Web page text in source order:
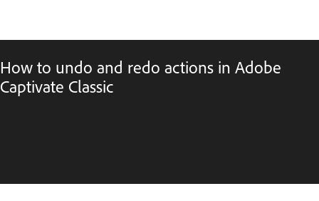
How to undo and redo actions in Adobe
Captivate Classic